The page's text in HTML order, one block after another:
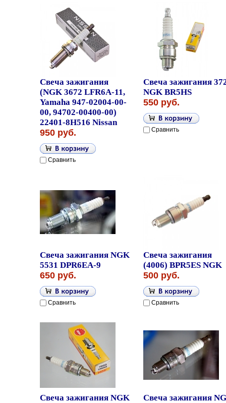
Свеча зажигания
(NGK 3672 LFR6A-11,
Yamaha 947-02004-00-
00, 94702-00400-00)
22401-8H516 Nissan
950 руб.
Сравнить
Свеча зажигания
NGK BR5HS
550 руб.
Сравнить
Свеча зажигания NGK
5531 DPR6EA-9
650 руб.
Сравнить
Свеча зажигания
(4006) BPR5ES NGK
500 руб.
Сравнить
Свеча зажигания NGK Свеча зажигания